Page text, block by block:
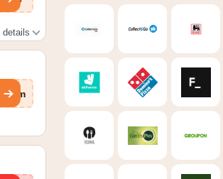
details
xim